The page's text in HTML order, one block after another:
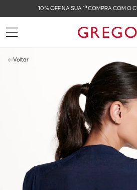
10% OFF NA SUA 1ª COMPRA COM O
Voltar